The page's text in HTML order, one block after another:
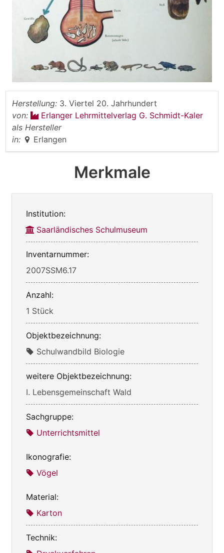
Herstellung: 3. Viertel 20. Jahrhundert
von:
Erlanger Lehrmittelverlag G. Schmidt-Kaler
als Hersteller
in:
Erlangen
Merkmale
Institution:
Saarländisches Schulmuseum
Inventarnummer:
2007SSM6.17
Anzahl:
1 Stück
Objektbezeichnung:
Schulwandbild Biologie
weitere Objektbezeichnung:
I. Lebensgemeinschaft Wald
Sachgruppe:
Unterrichtsmittel
Ikonografie:
Vögel
Material:
Karton
Technik: